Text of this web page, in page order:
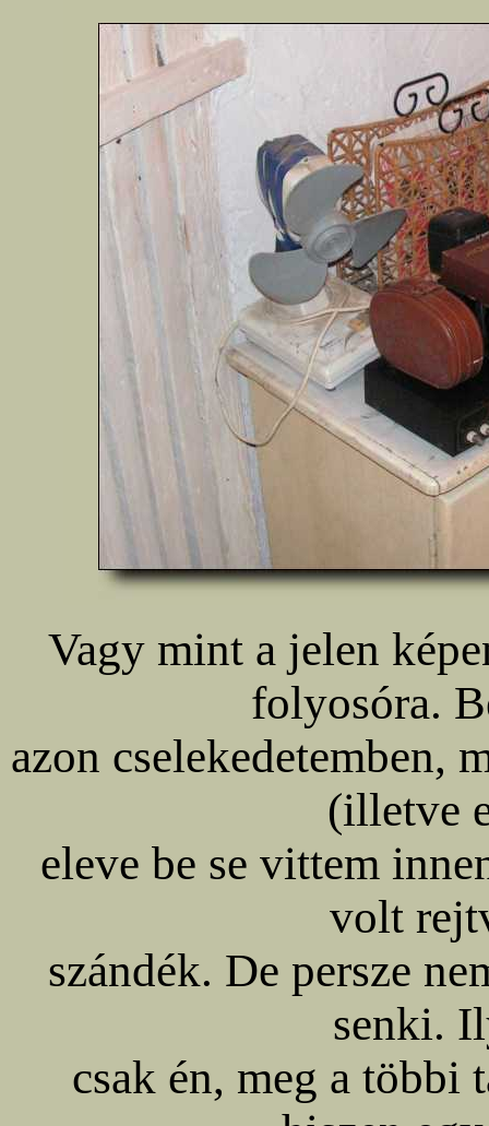
Vagy mint a jelen
folyosóra.
azon cselekedetemben,
(illetve
eleve be se vittem
volt
szándék. De persze
senki.
csak én, meg a